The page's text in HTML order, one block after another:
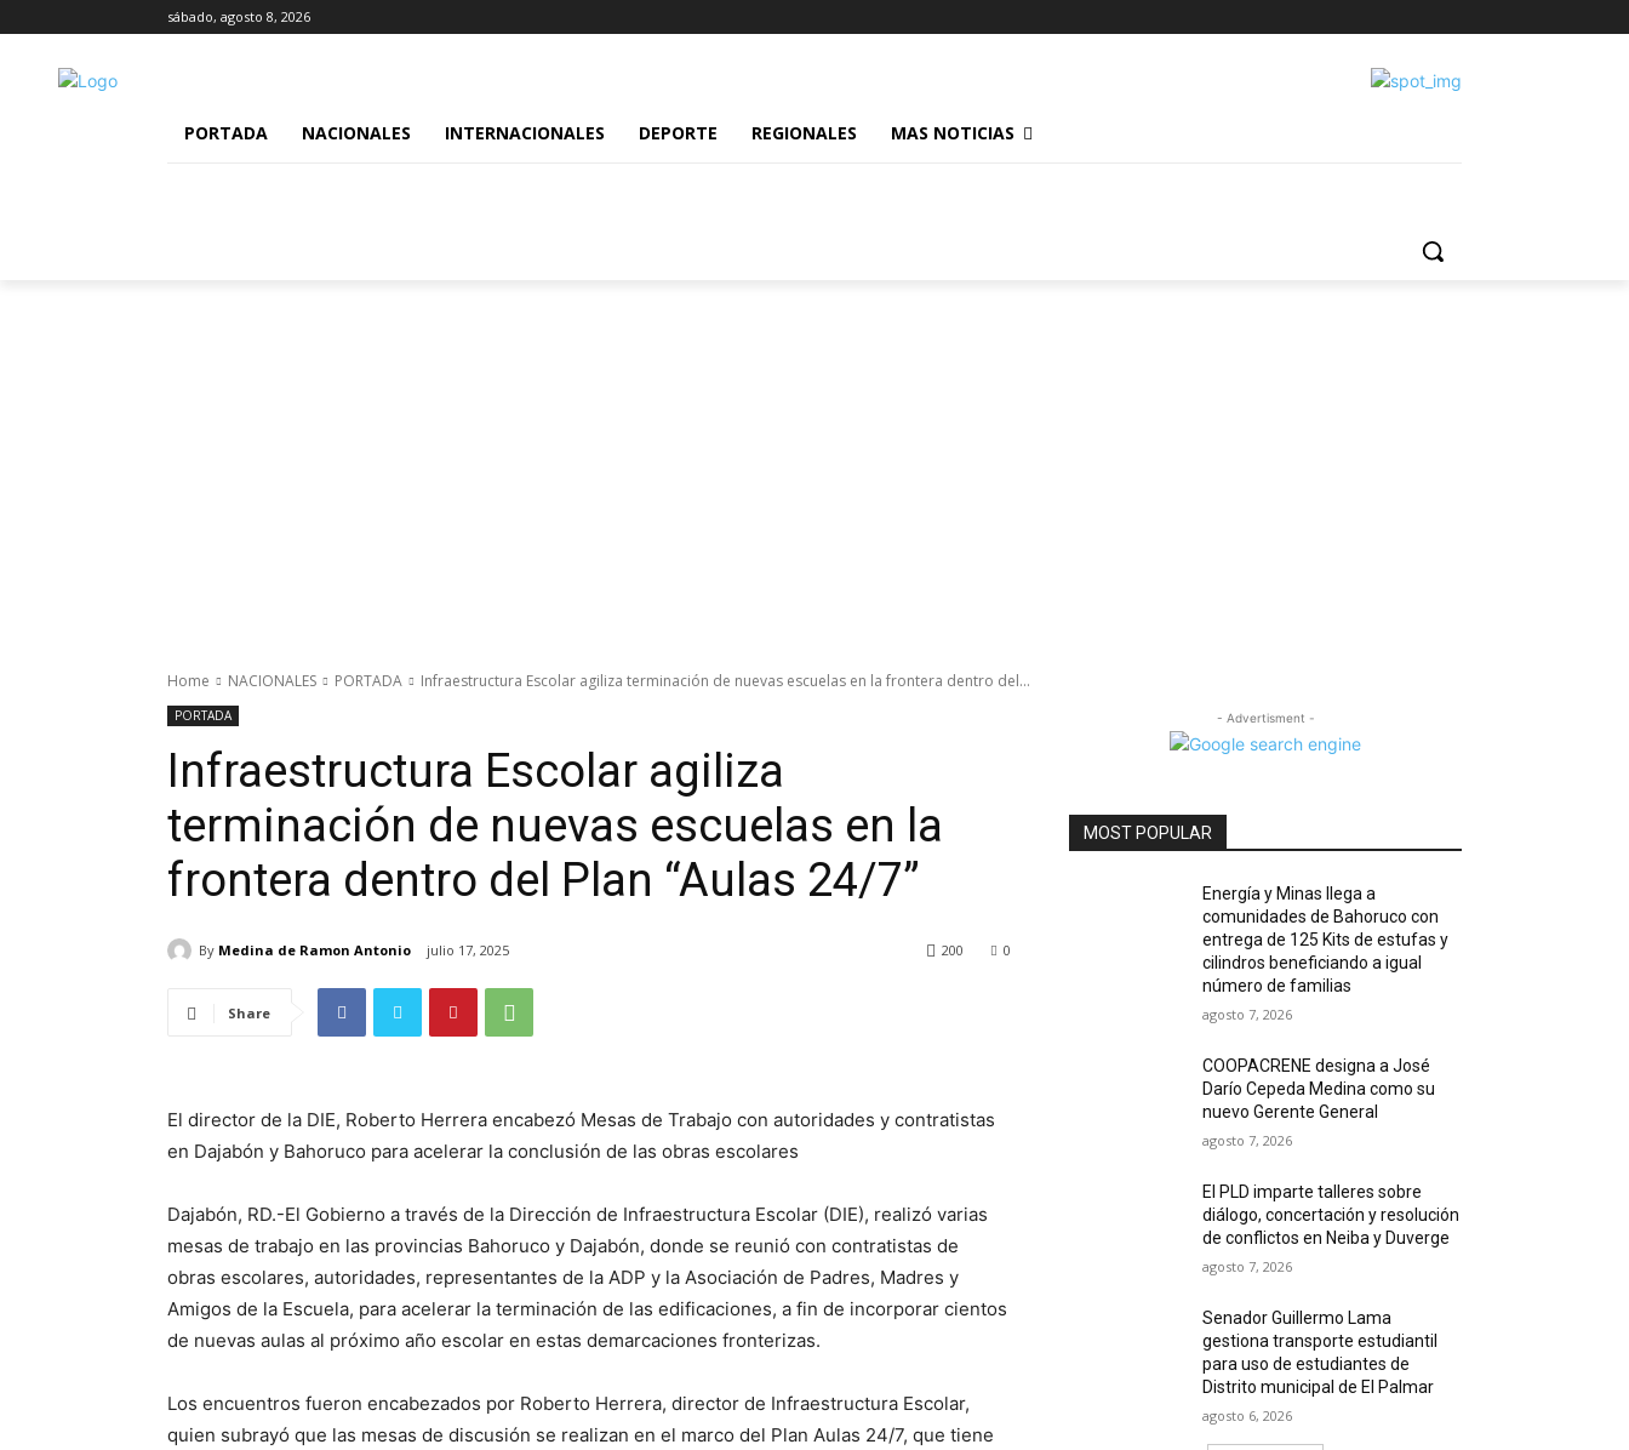
sábado, agosto 8, 2026
PORTADA NACIONALES INTERNACIONALES DEPORTE REGIONALES MAS NOTICIAS
Home NACIONALES PORTADA Infraestructura Escolar agiliza terminación de nuevas escuelas en la frontera dentro del...
PORTADA
Infraestructura Escolar agiliza
terminación de nuevas escuelas en la
frontera dentro del Plan “Aulas 24/7”
By Medina de Ramon Antonio julio 17, 2025 0
200
Share
El director de la DIE, Roberto Herrera encabezó Mesas de Trabajo con autoridades y contratistas
en Dajabón y Bahoruco para acelerar la conclusión de las obras escolares
Dajabón, RD.-El Gobierno a través de la Dirección de Infraestructura Escolar (DIE), realizó varias
mesas de trabajo en las provincias Bahoruco y Dajabón, donde se reunió con contratistas de
obras escolares, autoridades, representantes de la ADP y la Asociación de Padres, Madres y
Amigos de la Escuela, para acelerar la terminación de las edificaciones, a fin de incorporar cientos
de nuevas aulas al próximo año escolar en estas demarcaciones fronterizas.
Los encuentros fueron encabezados por Roberto Herrera, director de Infraestructura Escolar,
quien subrayó que las mesas de discusión se realizan en el marco del Plan Aulas 24/7, que tiene
- Advertisment -
MOST POPULAR
Energía y Minas llega a
comunidades de Bahoruco con
entrega de 125 Kits de estufas y
cilindros beneficiando a igual
número de familias
agosto 7, 2026
COOPACRENE designa a José
Darío Cepeda Medina como su
nuevo Gerente General
agosto 7, 2026
El PLD imparte talleres sobre
diálogo, concertación y resolución
de conflictos en Neiba y Duverge
agosto 7, 2026
Senador Guillermo Lama
gestiona transporte estudiantil
para uso de estudiantes de
Distrito municipal de El Palmar
agosto 6, 2026